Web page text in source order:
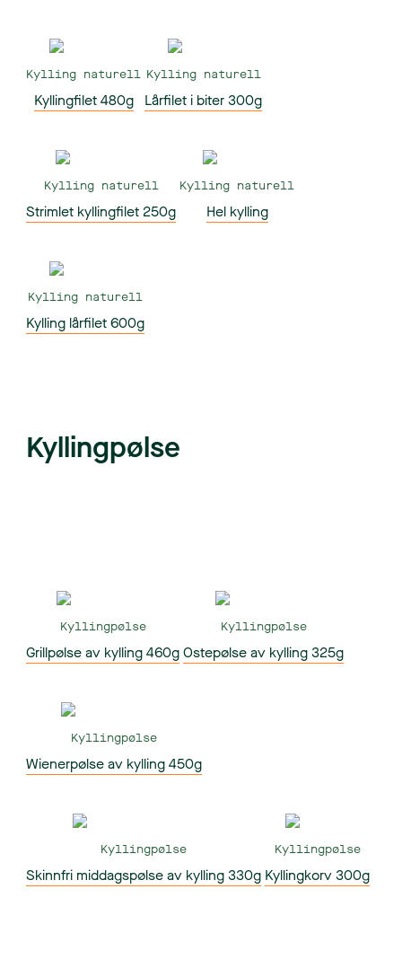
Kylling naturell
Kyllingfilet 480g
Kylling naturell
Lårfilet i biter 300g
Kylling naturell
Strimlet kyllingfilet 250g
Kylling naturell
Hel kylling
Kylling naturell
Kylling lårfilet 600g
Kyllingpølse
Kyllingpølse
Grillpølse av kylling 460g
Kyllingpølse
Ostepølse av kylling 325g
Kyllingpølse
Wienerpølse av kylling 450g
Kyllingpølse
Skinnfri middagspølse av kylling 330g
Kyllingpølse
Kyllingkorv 300g